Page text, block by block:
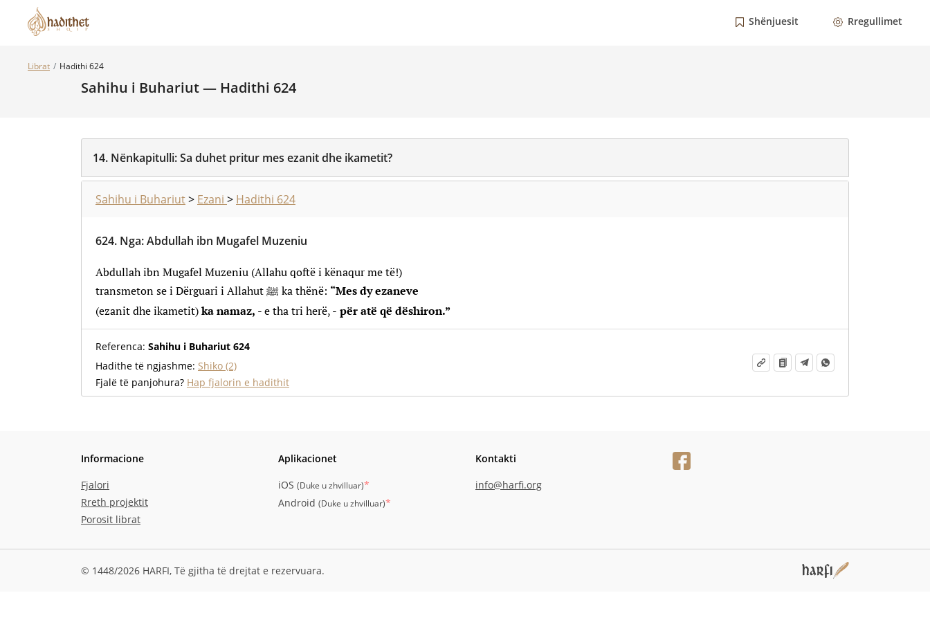
Shënjuesit Rregullimet
Librat Hadithi 624
Sahihu i Buhariut — Hadithi 624
14. Nënkapitulli:Sa duhet pritur mes ezanit dhe ikametit?
Sahihu i Buhariut> Ezani > Hadithi 624
624. Nga:Abdullah ibn Mugafel Muzeniu
Abdullah ibn Mugafel Muzeniu (Allahu qoftë i kënaqur me të!)
transmeton se i Dërguari i Allahut ﷺ ka thënë: “Mes dy ezaneve
(ezanit dhe ikametit)ka namaz, - e tha tri herë, - për atë që dëshiron.”
Referenca: Sahihu i Buhariut 624
Hadithe të ngjashme: Shiko (2)
Fjalë të panjohura? Hap fjalorin e hadithit
Informacione
Fjalori
Rreth projektit
Porosit librat
Aplikacionet
iOS (Duke u zhvilluar)*
Android (Duke u zhvilluar)*
Kontakti
info@harfi.org
© 1448/2026 HARFI, Të gjitha të drejtat e rezervuara.